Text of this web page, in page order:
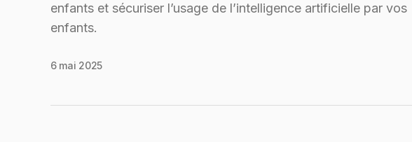
enfants et sécuriser l’usage de l’intelligence artificielle par vos
enfants.
6 mai 2025